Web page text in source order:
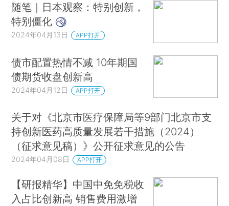
随笔｜日本观察：特别创新，
特别僵化
2024年04月13日 APP打开
债市配置热情不减 10年期国
债期货收盘创新高
2024年04月12日 APP打开
关于对《北京市医疗保障局等9部门北京市支
持创新医药高质量发展若干措施（2024）
（征求意见稿）》公开征求意见的公告
2024年04月08日 APP打开
【研报精华】中国中免免税收
入占比创新高 销售费用激增